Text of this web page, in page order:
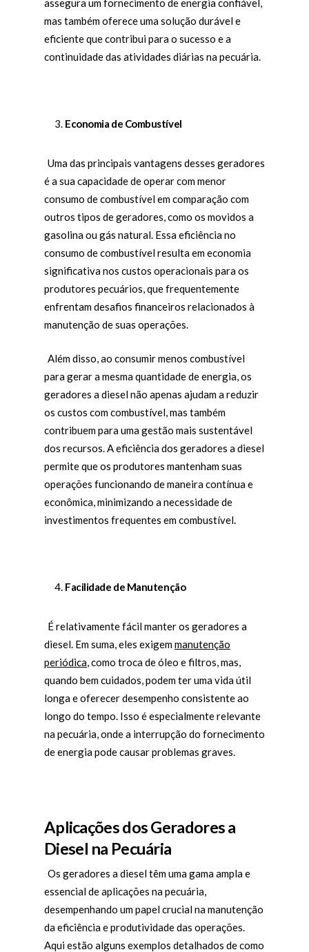
assegura um fornecimento de energia confiável,
mas também oferece uma solução durável e
eficiente que contribui para o sucesso e a
continuidade das atividades diárias na pecuária.
Economia de Combustível
Uma das principais vantagens desses geradores
é a sua capacidade de operar com menor
consumo de combustível em comparação com
outros tipos de geradores, como os movidos a
gasolina ou gás natural. Essa eficiência no
consumo de combustível resulta em economia
significativa nos custos operacionais para os
produtores pecuários, que frequentemente
enfrentam desafios financeiros relacionados à
manutenção de suas operações.
Além disso, ao consumir menos combustível
para gerar a mesma quantidade de energia, os
geradores a diesel não apenas ajudam a reduzir
os custos com combustível, mas também
contribuem para uma gestão mais sustentável
dos recursos. A eficiência dos geradores a diesel
permite que os produtores mantenham suas
operações funcionando de maneira contínua e
econômica, minimizando a necessidade de
investimentos frequentes em combustível.
Facilidade de Manutenção
É relativamente fácil manter os geradores a
diesel. Em suma, eles exigemmanutenção
periódica , como troca de óleo e filtros, mas,
quando bem cuidados, podem ter uma vida útil
longa e oferecer desempenho consistente ao
longo do tempo. Isso é especialmente relevante
na pecuária, onde a interrupção do fornecimento
de energia pode causar problemas graves.
Aplicações dos Geradores a
Diesel na Pecuária
Os geradores a diesel têm uma gama ampla e
essencial de aplicações na pecuária,
desempenhando um papel crucial na manutenção
da eficiência e produtividade das operações.
Aqui estão alguns exemplos detalhados de como